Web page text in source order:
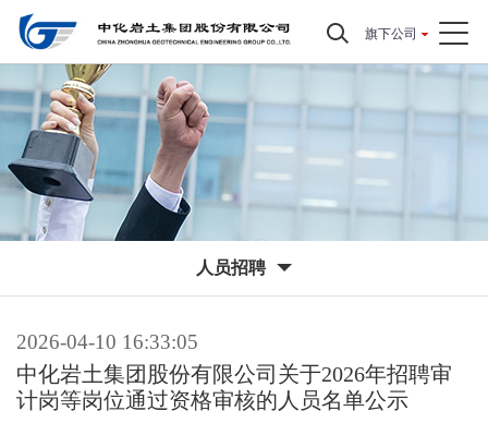
旗下公司
人员招聘
2026-04-10 16:33:05
中化岩土集团股份有限公司关于2026年招聘审
计岗等岗位通过资格审核的人员名单公示